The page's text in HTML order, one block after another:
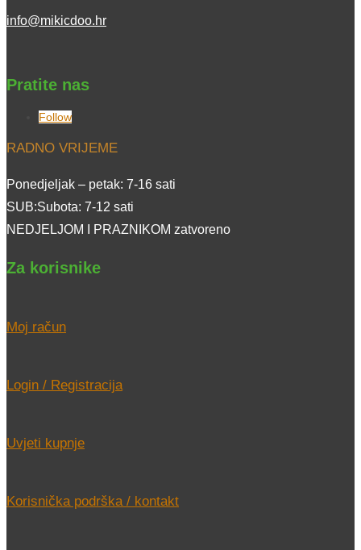
info@mikicdoo.hr
Pratite nas
Follow
RADNO VRIJEME
Ponedjeljak – petak: 7-16 sati
SUB:Subota: 7-12 sati
NEDJELJOM I PRAZNIKOM zatvoreno
Za korisnike
Moj račun
Login / Registracija
Uvjeti kupnje
Korisnička podrška / kontakt